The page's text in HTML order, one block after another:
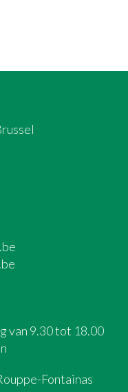
van 9.30 tot 18.00
Fontainas